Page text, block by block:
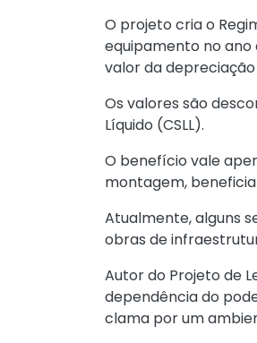
O projeto cria o
equipamento no ano
valor da
Os valores são
Líquido (CSLL).
O benefício vale
montagem,
Atualmente, alguns
obras de
Autor do Projeto de
dependência do
clama por um